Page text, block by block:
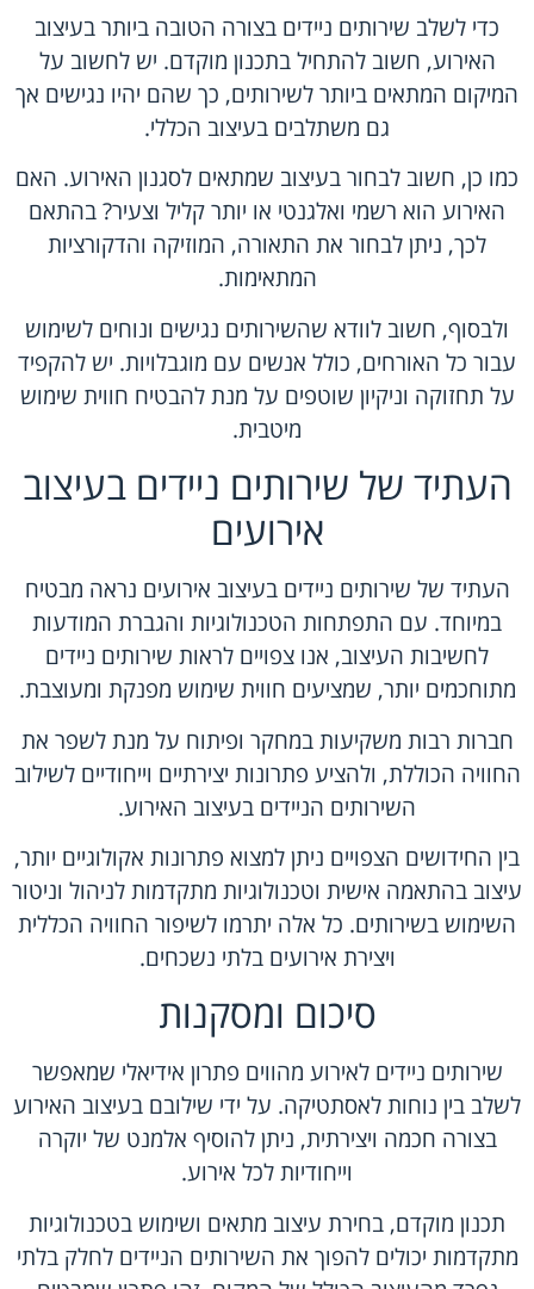
כדי לשלב שירותים ניידים בצורה הטובה ביותר בעיצוב
האירוע, חשוב להתחיל בתכנון מוקדם. יש לחשוב על
המיקום המתאים ביותר לשירותים, כך שהם יהיו נגישים אך
גם משתלבים בעיצוב הכללי.
כמו כן, חשוב לבחור בעיצוב שמתאים לסגנון האירוע. האם
האירוע הוא רשמי ואלגנטי או יותר קליל וצעיר? בהתאם
לכך, ניתן לבחור את התאורה, המוזיקה והדקורציות
המתאימות.
ולבסוף, חשוב לוודא שהשירותים נגישים ונוחים לשימוש
עבור כל האורחים, כולל אנשים עם מוגבלויות. יש להקפיד
על תחזוקה וניקיון שוטפים על מנת להבטיח חווית שימוש
מיטבית.
העתיד של שירותים ניידים בעיצוב
אירועים
העתיד של שירותים ניידים בעיצוב אירועים נראה מבטיח
במיוחד. עם התפתחות הטכנולוגיות והגברת המודעות
לחשיבות העיצוב, אנו צפויים לראות שירותים ניידים
מתוחכמים יותר, שמציעים חווית שימוש מפנקת ומעוצבת.
חברות רבות משקיעות במחקר ופיתוח על מנת לשפר את
החוויה הכוללת, ולהציע פתרונות יצירתיים וייחודיים לשילוב
השירותים הניידים בעיצוב האירוע.
בין החידושים הצפויים ניתן למצוא פתרונות אקולוגיים יותר,
עיצוב בהתאמה אישית וטכנולוגיות מתקדמות לניהול וניטור
השימוש בשירותים. כל אלה יתרמו לשיפור החוויה הכללית
ויצירת אירועים בלתי נשכחים.
סיכום ומסקנות
שירותים ניידים לאירוע מהווים פתרון אידיאלי שמאפשר
לשלב בין נוחות לאסתטיקה. על ידי שילובם בעיצוב האירוע
בצורה חכמה ויצירתית, ניתן להוסיף אלמנט של יוקרה
וייחודיות לכל אירוע.
תכנון מוקדם, בחירת עיצוב מתאים ושימוש בטכנולוגיות
מתקדמות יכולים להפוך את השירותים הניידים לחלק בלתי